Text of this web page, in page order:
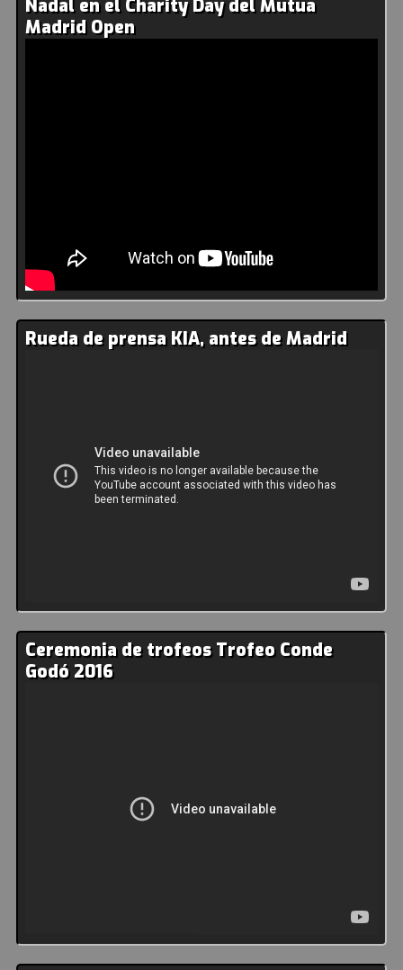
Nadal en el Charity Day del Mutua
Madrid Open
Rueda de prensa KIA, antes de Madrid
Ceremonia de trofeos Trofeo Conde
Godó 2016